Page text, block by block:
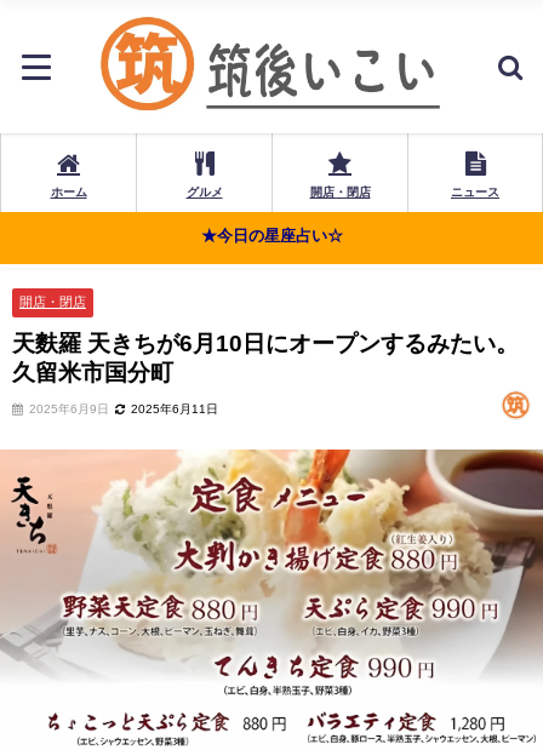
ホーム グルメ 開店・閉店 ニュース
★今日の星座占い☆
開店・閉店
天麩羅 天きちが6月10日にオープンするみたい。
久留米市国分町
2025年6月9日 2025年6月11日